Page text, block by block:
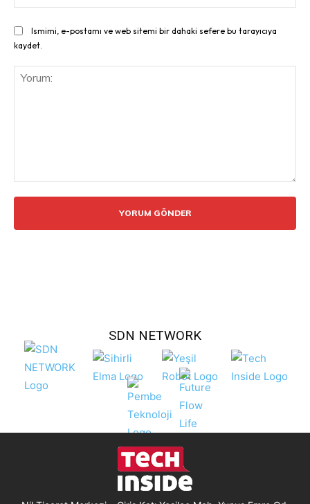
Ismimi, e-postamı ve web sitemi bir dahaki sefere bu tarayıcıya
kaydet.
SDN NETWORK